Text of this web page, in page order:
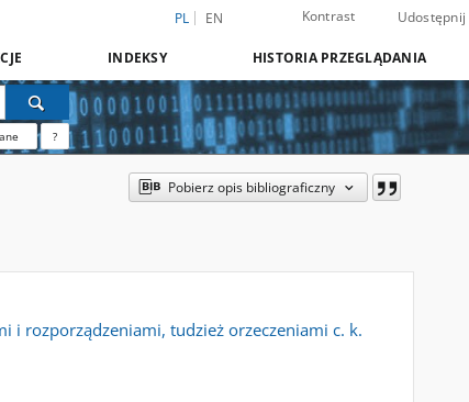
PL EN Kontrast Udostępnij
INDEKSY HISTORIA PRZEGLĄDANIA
?
Pobierz opis bibliograficzny
i rozporządzeniami, tudzież orzeczeniami c. k.